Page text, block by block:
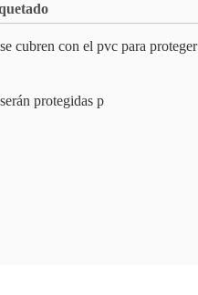
cubren con el pvc para proteger
protegidas p